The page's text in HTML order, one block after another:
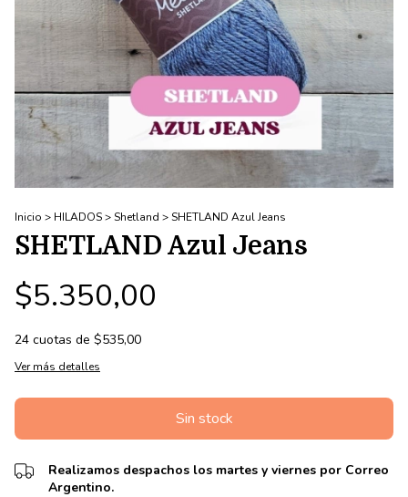
Inicio > HILADOS>Shetland >SHETLAND Azul Jeans
SHETLAND Azul Jeans
$5.350,00
24 cuotas de $535,00
Ver más detalles
Realizamos despachos los martes y viernes por Correo
Argentino.